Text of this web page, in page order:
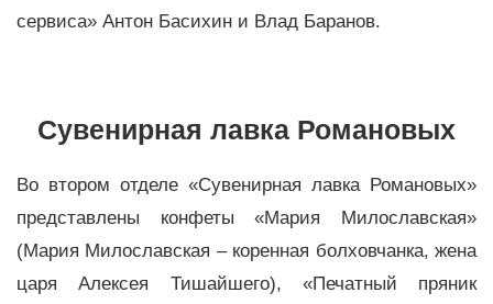
сервиса» Антон Басихин и Влад Баранов.
Сувенирная лавка Романовых
Во втором отделе «Сувенирная лавка Романовых»
представлены конфеты «Мария Милославская»
(Мария Милославская – коренная болховчанка, жена
царя Алексея Тишайшего), «Печатный пряник